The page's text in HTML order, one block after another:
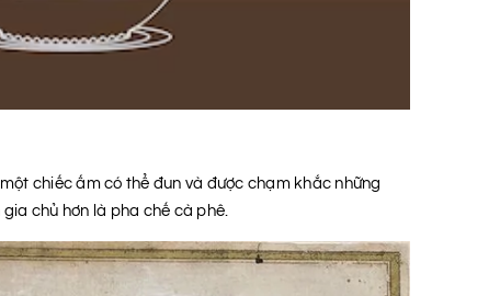
chiếc ấm có thể đun và được chạm khắc những
chủ hơn là pha chế cà phê.